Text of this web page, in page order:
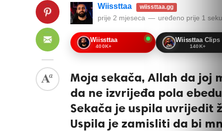
Wiissttaa wiissttaa.gg
prije 2 mjeseca — uređeno prije 1
Wiissttaa
400K+
Wiissttaa Clips
140K+
Moja sekača, Allah da joj
da ne izvrijeđa pola
Sekača je uspila uvrijedit
Uspila je zamisliti da bi